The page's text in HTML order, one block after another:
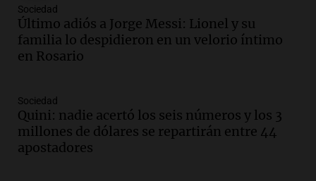
Audio.
Córdoba espera a León XIV con el
recuerdo del paso de Juan Pablo II: "Te
traspasaba con la mirada"
Amamos los Domingos
Audio.
un imperdible cordobés para los
amantes de la astronomía
Amamos los Domingos
Sociedad
Último adiós a Jorge Messi: Lionel y su
familia lo despidieron en un velorio íntimo
en Rosario
Sociedad
Quini: nadie acertó los seis números y los 3
millones de dólares se repartirán entre 44
apostadores